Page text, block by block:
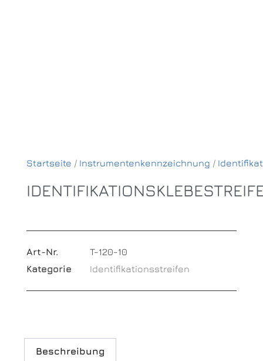
Startseite / Instrumentenkennzeichnung /
Art-Nr.
T-120-10
Kategorie
Identifikationsstreifen
Beschreibung